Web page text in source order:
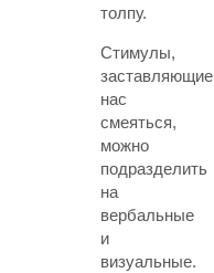
толпу.
Стимулы,
заставляющие
нас
смеяться,
можно
подразделить
на
вербальные
и
визуальные.